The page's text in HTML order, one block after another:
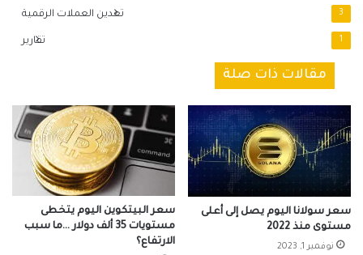
تعدين العملات الرقمية 3
تقارير 1
مقالات ذات صلة
سعر البيتكوين اليوم يتخطى
مستويات 35 ألف دولار …ما سبب
الارتفاع؟
سعر سولانا اليوم يصل إلى أعلى
مستوى منذ 2022
نوفمبر 1, 2023